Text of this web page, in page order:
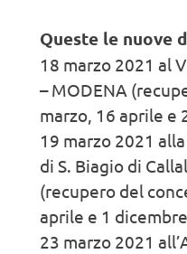
Queste le nuove
18 marzo 2021 al
– MODENA
marzo, 16 aprile e
19 marzo 2021 alla
di S. Biagio di
(recupero del
aprile e 1
23 marzo 2021